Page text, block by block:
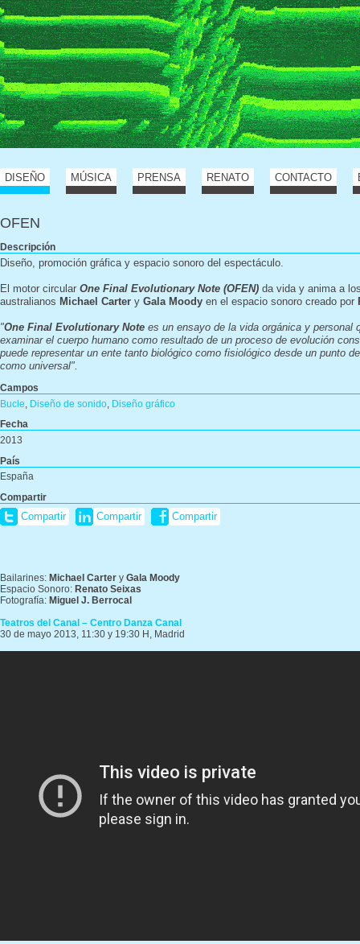
DISEÑO MÚSICA PRENSA RENATO CONTACTO
OFEN
Descripción
Diseño, promoción gráfica y espacio sonoro del espectáculo.
El motor circular One Final Evolutionary Note (OFEN) da vida y anima a
australianos Michael Carter y Gala Moody en el espacio sonoro creado por
"One Final Evolutionary Note es un ensayo de la vida orgánica y personal
examinar el cuerpo humano como resultado de un proceso de evolución
puede representar un ente tanto biológico como fisiológico desde un punto
como universal".
Campos
Bucle
Diseño de sonido Diseño gráfico
Fecha
2013
País
España
Compartir
Compartir Compartir Compartir
Bailarines: Michael Carter y Gala Moody
Espacio Sonoro: Renato Seixas
Fotografía: Miguel J. Berrocal
Teatros del Canal – Centro Danza Canal
30 de mayo 2013, 11:30 y 19:30 H, Madrid